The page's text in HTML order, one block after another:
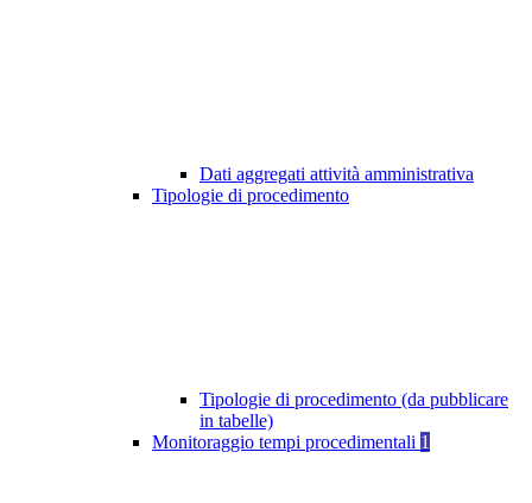
Dati aggregati attività amministrativa
Tipologie di procedimento
Tipologie di procedimento (da pubblicare
in tabelle)
Monitoraggio tempi procedimentali 1